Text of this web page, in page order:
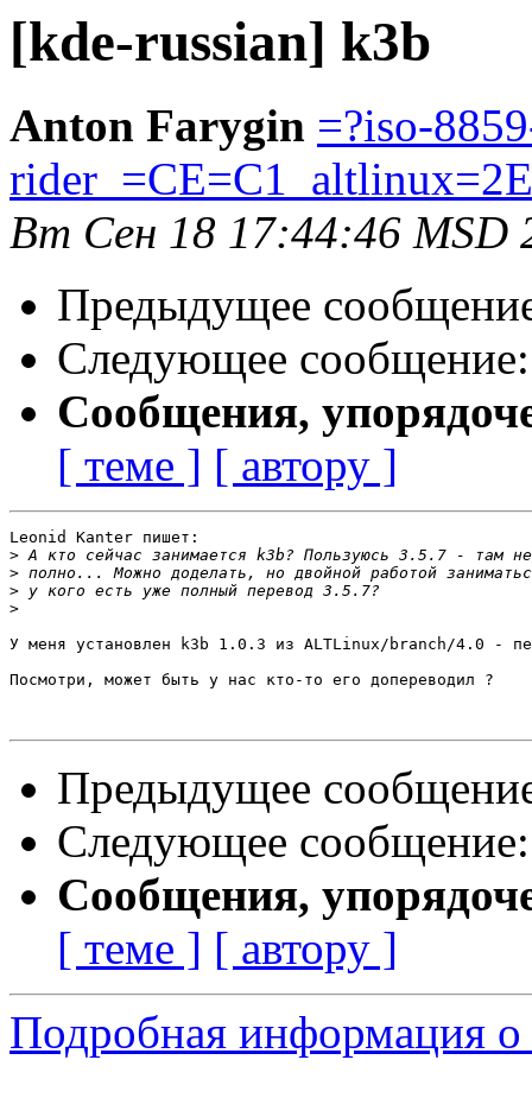
[kde-russian] k3b
Anton Farygin =?iso-
Вт Сен 18 17:44:46 MSD
Предыдущее
Следующее
Сообщения,
[ теме ] [ автору ]
Leonid Kanter пишет:
>
>
>
>
У меня установлен k3b 1.0.3 из ALTLinux/branch/4.0 -
Посмотри, может быть у нас кто-то его допереводил ?
Предыдущее
Следующее
Сообщения,
[ теме ] [ автору ]
Подробная информация о